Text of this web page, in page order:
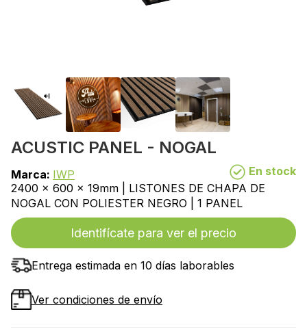
ACUSTIC PANEL - NOGAL
Marca: IWP
En stock
2400 x 600 x 19mm | LISTONES DE CHAPA DE
NOGAL CON POLIESTER NEGRO | 1 PANEL
Identifícate para ver el precio
Entrega estimada en 10 días laborables
Ver condiciones de envío